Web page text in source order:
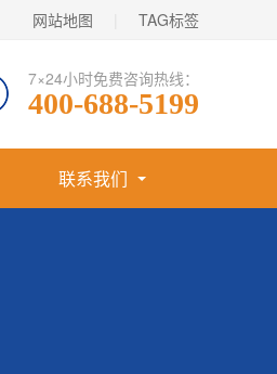
网站地图 TAG标签
7×24小时免费咨询热线：
400-688-5199
联系我们